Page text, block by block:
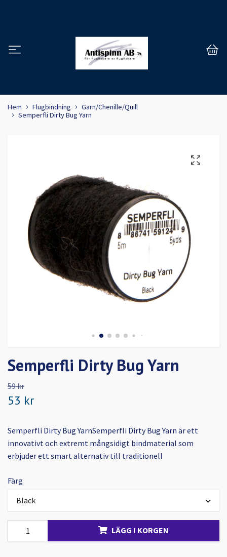
Hem Flugbindning
Garn/Chenille/Quill
Semperfli Dirty Bug Yarn
Semperfli Dirty Bug Yarn
59 kr
53 kr
Semperfli Dirty Bug YarnSemperfli Dirty Bug Yarn är ett
innovativt och extremt mångsidigt bindmaterial som
erbjuder ett smart alternativ till traditionell
Färg
Black
LÄGG I KORGEN